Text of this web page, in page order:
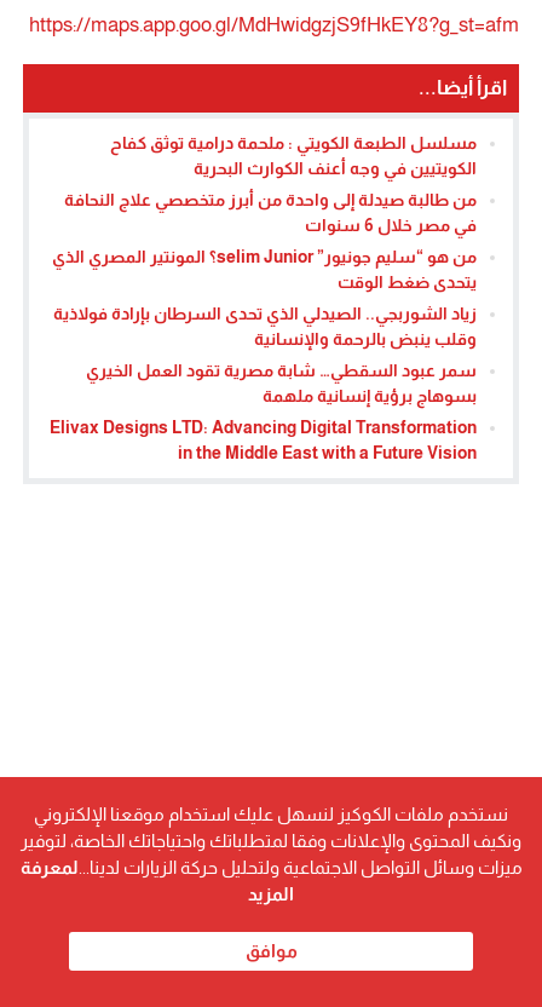
https://maps.app.goo.gl/MdHwidgzjS9fHkEY8?g_st=afm
اقرأ أيضا...
مسلسل الطبعة الكويتي : ملحمة درامية توثق كفاح
الكويتيين في وجه أعنف الكوارث البحرية
من طالبة صيدلة إلى واحدة من أبرز متخصصي علاج النحافة
في مصر خلال 6 سنوات
من هو “سليم جونيور” selim Junior؟ المونتير المصري الذي
يتحدى ضغط الوقت
زياد الشوربجي.. الصيدلي الذي تحدى السرطان بإرادة فولاذية
وقلب ينبض بالرحمة والإنسانية
سمر عبود السقطي… شابة مصرية تقود العمل الخيري
بسوهاج برؤية إنسانية ملهمة
Elivax Designs LTD: Advancing Digital Transformation
in the Middle East with a Future Vision
نستخدم ملفات الكوكيز لنسهل عليك استخدام موقعنا الإلكتروني
ونكيف المحتوى والإعلانات وفقا لمتطلباتك واحتياجاتك الخاصة، لتوفير
ميزات وسائل التواصل الاجتماعية ولتحليل حركة الزيارات لدينا... لمعرفة
المزيد
موافق